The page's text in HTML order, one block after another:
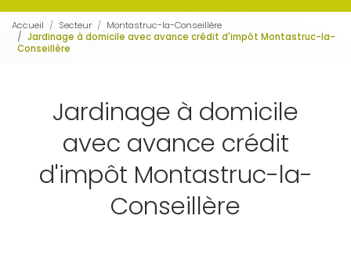
Accueil Secteur
Montastruc-la-Conseillère
Jardinage à domicile avec avance crédit d'impôt Montastruc-la-
Conseillère
Jardinage à domicile
avec avance crédit
d'impôt Montastruc-la-
Conseillère